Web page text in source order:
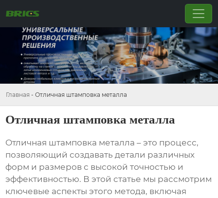
Главная - Отличная штамповка металла
Отличная штамповка металла
Отличная штамповка металла – это процесс,
позволяющий создавать детали различных
форм и размеров с высокой точностью и
эффективностью. В этой статье мы рассмотрим
ключевые аспекты этого метода, включая